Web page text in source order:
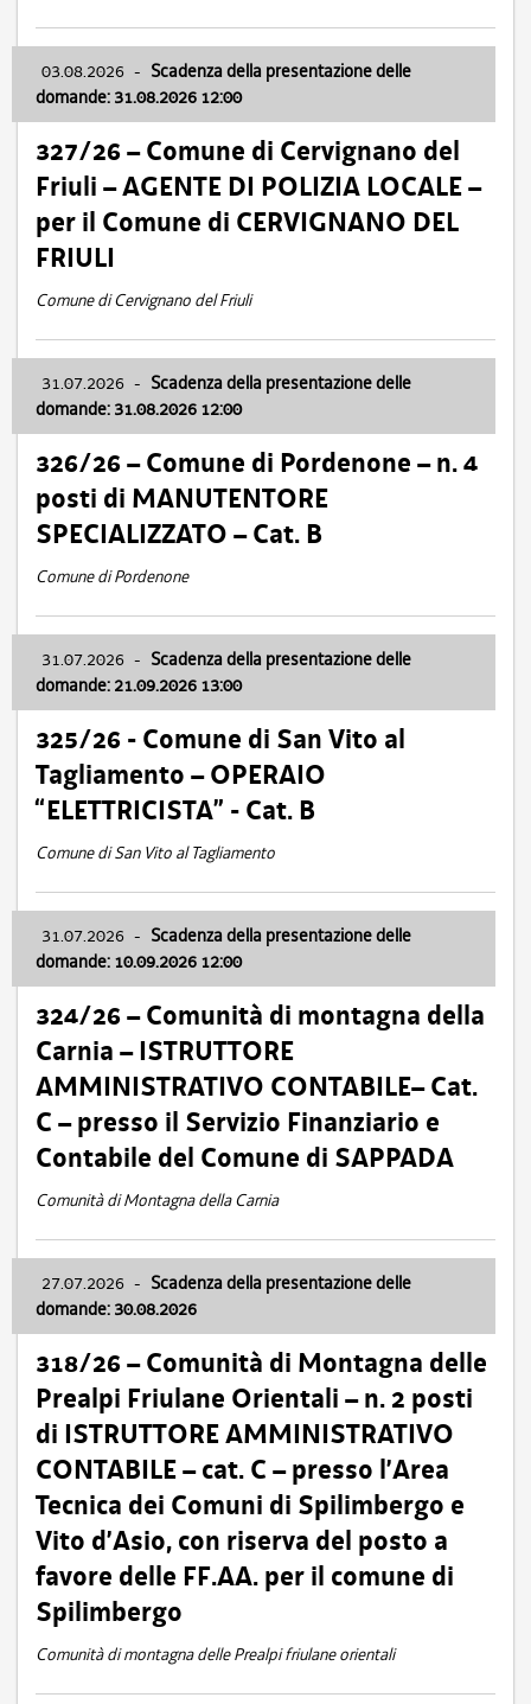
03.08.2026 - Scadenza della presentazione delle
domande: 31.08.2026 12:00
327/26 – Comune di Cervignano del
Friuli – AGENTE DI POLIZIA LOCALE –
per il Comune di CERVIGNANO DEL
FRIULI
Comune di Cervignano del Friuli
31.07.2026 - Scadenza della presentazione delle
domande: 31.08.2026 12:00
326/26 – Comune di Pordenone – n. 4
posti di MANUTENTORE
SPECIALIZZATO – Cat. B
Comune di Pordenone
31.07.2026 - Scadenza della presentazione delle
domande: 21.09.2026 13:00
325/26 - Comune di San Vito al
Tagliamento – OPERAIO
“ELETTRICISTA” - Cat. B
Comune di San Vito al Tagliamento
31.07.2026 - Scadenza della presentazione delle
domande: 10.09.2026 12:00
324/26 – Comunità di montagna della
Carnia – ISTRUTTORE
AMMINISTRATIVO CONTABILE– Cat.
C – presso il Servizio Finanziario e
Contabile del Comune di SAPPADA
Comunità di Montagna della Carnia
27.07.2026 - Scadenza della presentazione delle
domande: 30.08.2026
318/26 – Comunità di Montagna delle
Prealpi Friulane Orientali – n. 2 posti
di ISTRUTTORE AMMINISTRATIVO
CONTABILE – cat. C – presso l’Area
Tecnica dei Comuni di Spilimbergo e
Vito d’Asio, con riserva del posto a
favore delle FF.AA. per il comune di
Spilimbergo
Comunità di montagna delle Prealpi friulane orientali